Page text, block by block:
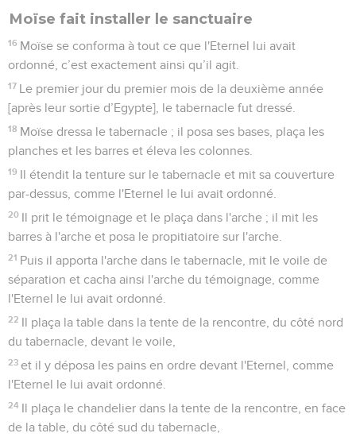
Moïse fait installer le sanctuaire
16 Moïse se conforma à tout ce que l'Eternel lui avait
ordonné, c’est exactement ainsi qu’il agit.
17 Le premier jour du premier mois de la deuxième année
[après leur sortie d’Egypte], le tabernacle fut dressé.
18 Moïse dressa le tabernacle ; il posa ses bases, plaça les
planches et les barres et éleva les colonnes.
19 Il étendit la tenture sur le tabernacle et mit sa couverture
par-dessus, comme l'Eternel le lui avait ordonné.
20 Il prit le témoignage et le plaça dans l'arche ; il mit les
barres à l'arche et posa le propitiatoire sur l'arche.
21 Puis il apporta l'arche dans le tabernacle, mit le voile de
séparation et cacha ainsi l'arche du témoignage, comme
l'Eternel le lui avait ordonné.
22 Il plaça la table dans la tente de la rencontre, du côté nord
du tabernacle, devant le voile,
23 et il y déposa les pains en ordre devant l'Eternel, comme
l'Eternel le lui avait ordonné.
24 Il plaça le chandelier dans la tente de la rencontre, en face
de la table, du côté sud du tabernacle,